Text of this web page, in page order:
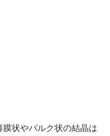
状やバルク状の結晶は